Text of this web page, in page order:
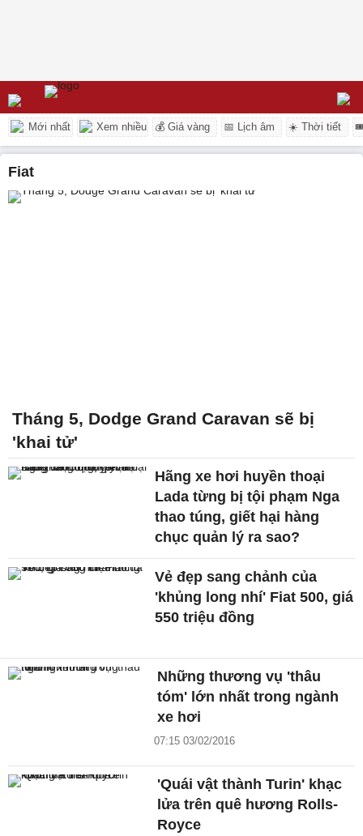
Mới nhất Xem nhiều 💰 Giá vàng 📅 Lịch âm ☀️ Thời tiết
Fiat
Tháng 5, Dodge Grand Caravan sẽ bị
'khai tử'
Hãng xe hơi huyền thoại
Lada từng bị tội phạm Nga
thao túng, giết hại hàng
chục quản lý ra sao?
Vẻ đẹp sang chảnh của
'khủng long nhí' Fiat 500, giá
550 triệu đồng
Những thương vụ 'thâu
tóm' lớn nhất trong ngành
xe hơi
07:15 03/02/2016
'Quái vật thành Turin' khạc
lửa trên quê hương Rolls-
Royce